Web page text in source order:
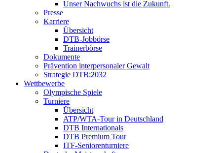
Unser Nachwuchs ist die Zukunft.
Presse
Karriere
Übersicht
DTB-Jobbörse
Trainerbörse
Dokumente
Prävention interpersonaler Gewalt
Strategie DTB:2032
Wettbewerbe
Olympische Spiele
Turniere
Übersicht
ATP/WTA-Tour in Deutschland
DTB Internationals
DTB Premium Tour
ITF-Seniorenturniere